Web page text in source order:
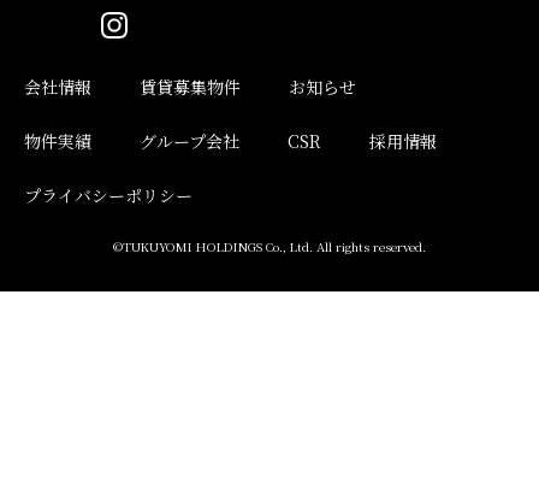
会社情報 賃貸募集物件 お知らせ
物件実績 グループ会社 CSR 採用情報
プライバシーポリシー
©TUKUYOMI HOLDINGS Co., Ltd. All rights reserved.